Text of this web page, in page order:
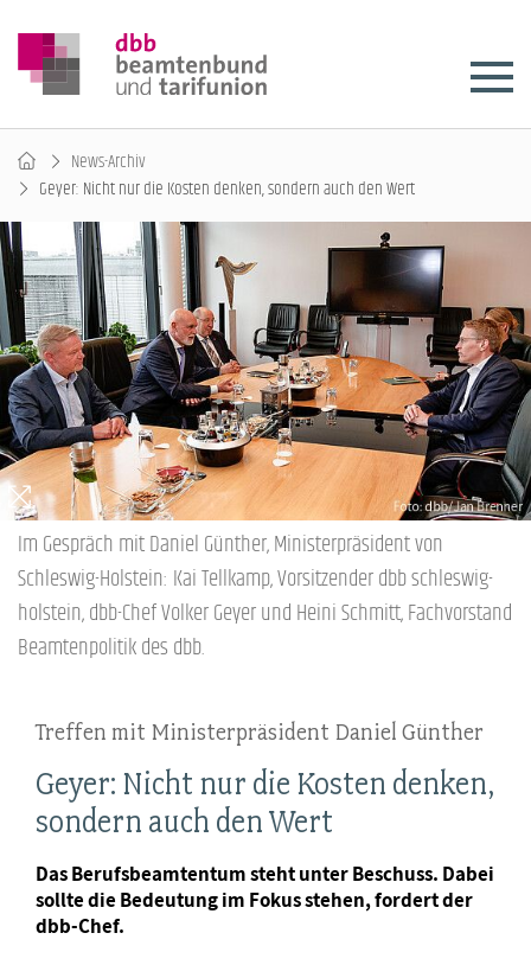
News-Archiv
Geyer: Nicht nur die Kosten denken, sondern auch den Wert
Im Gespräch mit Daniel Günther, Ministerpräsident von
Schleswig-Holstein: Kai Tellkamp, Vorsitzender dbb schleswig-
holstein, dbb-Chef Volker Geyer und Heini Schmitt, Fachvorstand
Beamtenpolitik des dbb.
Treffen mit Ministerpräsident Daniel Günther
Geyer: Nicht nur die Kosten denken,
sondern auch den Wert
Das Berufsbeamtentum steht unter Beschuss. Dabei
sollte die Bedeutung im Fokus stehen, fordert der
dbb-Chef.